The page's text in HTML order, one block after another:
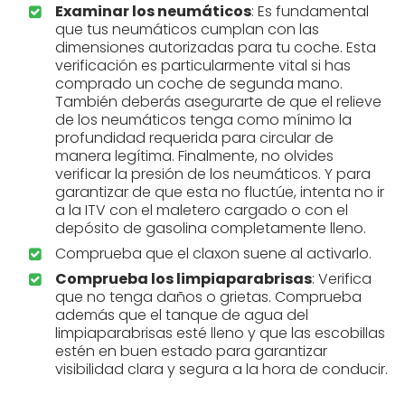
Examinar los neumáticos: Es fundamental
que tus neumáticos cumplan con las
dimensiones autorizadas para tu coche. Esta
verificación es particularmente vital si has
comprado un coche de segunda mano.
También deberás asegurarte de que el relieve
de los neumáticos tenga como mínimo la
profundidad requerida para circular de
manera legítima. Finalmente, no olvides
verificar la presión de los neumáticos. Y para
garantizar de que esta no fluctúe, intenta no ir
a la ITV con el maletero cargado o con el
depósito de gasolina completamente lleno.
Comprueba que el claxon suene al activarlo.
Comprueba los limpiaparabrisas: Verifica
que no tenga daños o grietas. Comprueba
además que el tanque de agua del
limpiaparabrisas esté lleno y que las escobillas
estén en buen estado para garantizar
visibilidad clara y segura a la hora de conducir.